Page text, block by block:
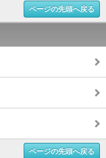
ページの先頭へ戻る
ページの先頭へ戻る